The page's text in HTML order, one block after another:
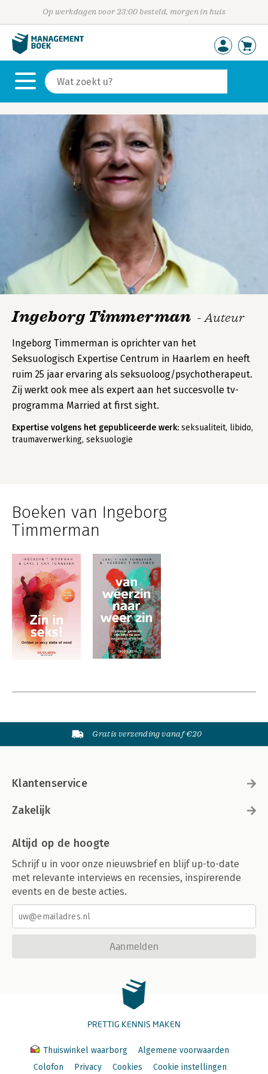
Op werkdagen voor 23:00 besteld, morgen in huis
Ingeborg Timmerman - Auteur
Ingeborg Timmerman is oprichter van het
Seksuologisch Expertise Centrum in Haarlem en heeft
ruim 25 jaar ervaring als seksuoloog/psychotherapeut.
Zij werkt ook mee als expert aan het succesvolle tv-
programma Married at first sight.
Expertise volgens het gepubliceerde werk: seksualiteit, libido,
traumaverwerking, seksuologie
Boeken van Ingeborg
Timmerman
Gratis verzending vanaf €20
Klantenservice
Zakelijk
Altijd op de hoogte
Schrijf u in voor onze nieuwsbrief en blijf up-to-date
met relevante interviews en recensies, inspirerende
events en de beste acties.
Aanmelden
PRETTIG KENNIS MAKEN
Thuiswinkel waarborg
Algemene voorwaarden
Colofon
Privacy Cookies Cookie instellingen